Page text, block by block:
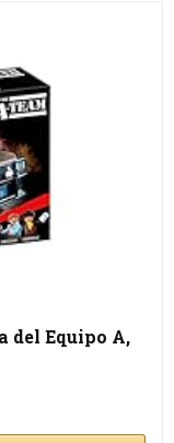
del Equipo A,